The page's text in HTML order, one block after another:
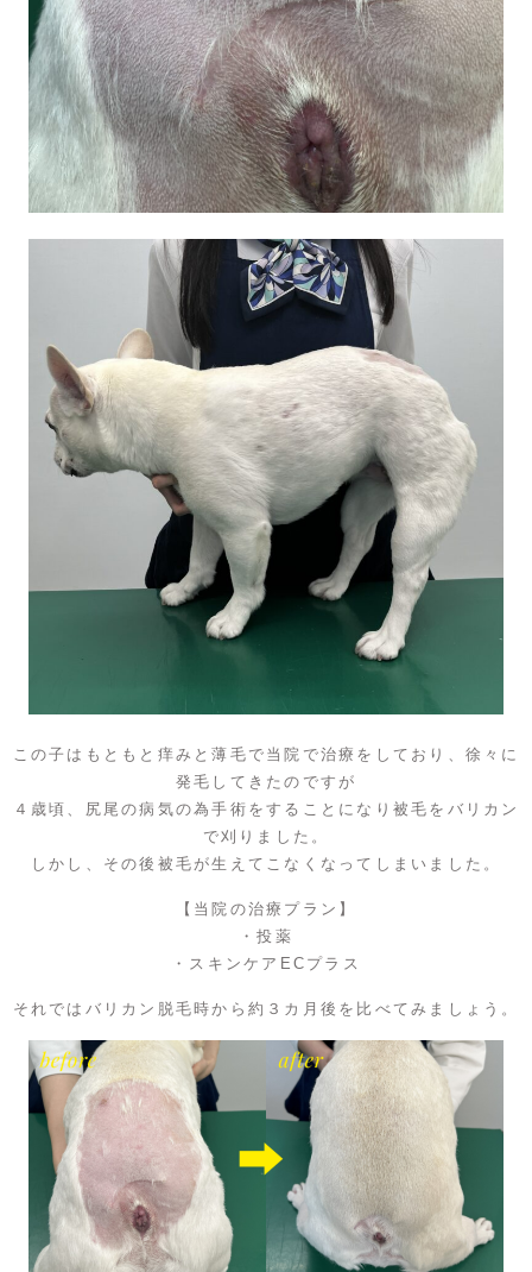
この子はもともと痒みと薄毛で当院で治療をしており、徐々に
発毛してきたのですが
４歳頃、尻尾の病気の為手術をすることになり被毛をバリカン
で刈りました。
しかし、その後被毛が生えてこなくなってしまいました。
【当院の治療プラン】
・投薬
・スキンケアECプラス
それではバリカン脱毛時から約３カ月後を比べてみましょう。